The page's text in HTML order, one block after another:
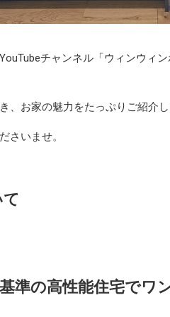
チャンネル「ウィンウィ
お家の魅力をたっぷりご紹介し
さいませ。
準の高性能住宅でワ